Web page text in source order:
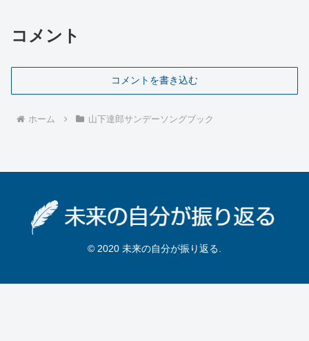
コメント
コメントを書き込む
ホーム 山下達郎サンデーソングブック
© 2020 未来の自分が振り返る.